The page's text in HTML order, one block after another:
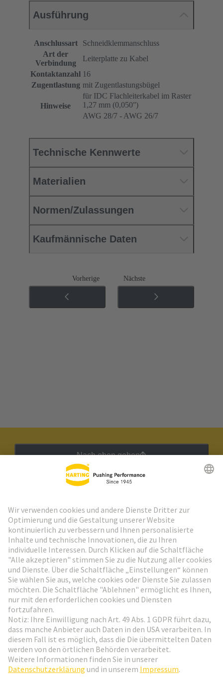
Ausführung
Anschlussart
Schneidklemmanschluss
Art der
Verbindung
Leiterplatte zu Kabel
Kontaktanzahl 16
Zugentlastung mit Zugentlastungsbügel
Hinweise
für IDC Flachleiterkabel im Raster
1,27 mm (0,050ʺ)
AWG 28/7 - AWG 26/7
Technische Kennwerte
Materialien
Normen/Zulassungen
Kaufmännische Daten
Vorherige Nächste
Nach oben gehen
Weiter zur Anmeldung
Social Media
Deutschland Deutsch